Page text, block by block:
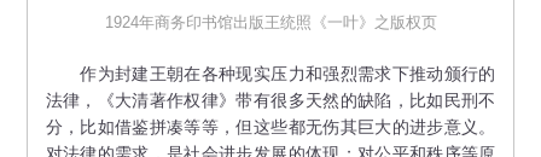
1924年商务印书馆出版王统照《一叶》之版权页
作为封建王朝在各种现实压力和强烈需求下推动颁行的
法律，《大清著作权律》带有很多天然的缺陷，比如民刑不
分，比如借鉴拼凑等等，但这些都无伤其巨大的进步意义。
对法律的需求，是社会进步发展的体现；对公平和秩序等原